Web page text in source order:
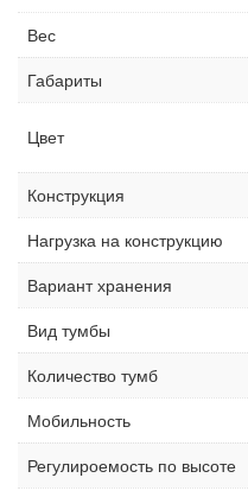
Тележки и тумбы для
серверные
Мебель для чистых
Перфорированные
Хранение метизов и
Пластиковые лотки и
Стеллажи металлические
Шкафы металлические
Сейфы
Рабочие стулья
Тележки ручные для
Колеса и колесные опоры
Вес
Габариты
Цвет
Конструкция
Нагрузка на конструкцию
Вариант хранения
Вид тумбы
Количество тумб
Мобильность
Регулироемость по высоте